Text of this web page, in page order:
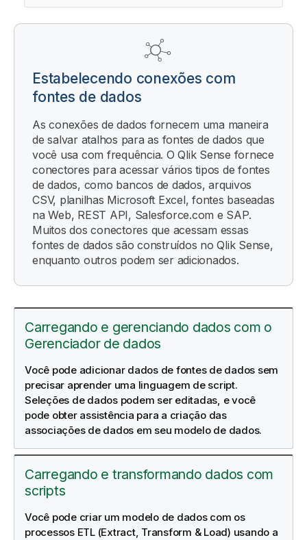
Estabelecendo conexões com
fontes de dados
As conexões de dados fornecem uma maneira
de salvar atalhos para as fontes de dados que
você usa com frequência. OQlik Sense fornece
conectores para acessar vários tipos de fontes
de dados, como bancos de dados, arquivos
CSV, planilhas Microsoft Excel, fontes baseadas
na Web, REST API, Salesforce.com e SAP.
Muitos dos conectores que acessam essas
fontes de dados são construídos noQlik Sense,
enquanto outros podem ser adicionados.
Carregando e gerenciando dados com o
Gerenciador de dados
Você pode adicionar dados de fontes de dados sem
precisar aprender uma linguagem de script.
Seleções de dados podem ser editadas, e você
pode obter assistência para a criação das
associações de dados em seu modelo de dados.
Carregando e transformando dados com
scripts
Você pode criar um modelo de dados com os
processos ETL (Extract, Transform & Load) usando a